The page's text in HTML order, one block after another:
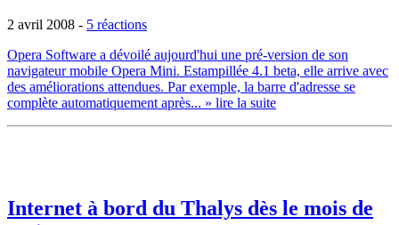
2 avril 2008 - 5 réactions
Opera Software a dévoilé aujourd'hui une pré-version de son
navigateur mobile Opera Mini. Estampillée 4.1 beta, elle arrive avec
des améliorations attendues. Par exemple, la barre d'adresse se
complète automatiquement après... » lire la suite
Internet à bord du Thalys dès le mois de